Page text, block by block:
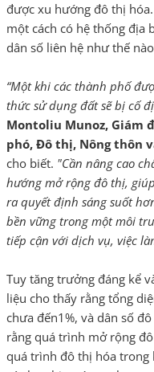
được xu hướng đô thị
một cách có hệ thống địa
dân số liên hệ như thế
“Một khi các thành phố
thức sử dụng đất sẽ bị cố
Montoliu Munoz, Giám
phó, Đô thị, Nông thôn
cho biết. "Cần nâng cao
hướng mở rộng đô thị,
ra quyết định sáng suốt
bền vững trong một môi
tiếp cận với dịch vụ, việc
Tuy tăng trưởng đáng kể
liệu cho thấy rằng tổng
chưa đến1%, và dân số
rằng quá trình mở rộng
quá trình đô thị hóa trong